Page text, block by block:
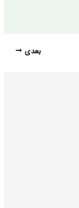
بعدی